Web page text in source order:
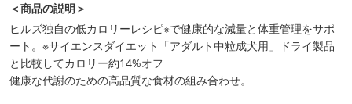
＜商品の説明＞
ヒルズ独自の低カロリーレシピ※で健康的な減量と体重管理をサポ
ート。※サイエンスダイエット「アダルト中粒成犬用」ドライ製品
と比較してカロリー約14%オフ
健康な代謝のための高品質な食材の組み合わせ。